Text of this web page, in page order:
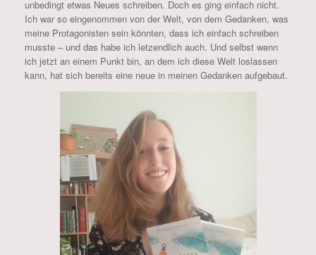
unbedingt etwas Neues schreiben. Doch es ging einfach nicht.
Ich war so eingenommen von der Welt, von dem Gedanken, was
meine Protagonisten sein könnten, dass ich einfach schreiben
musste – und das habe ich letzendlich auch. Und selbst wenn
ich jetzt an einem Punkt bin, an dem ich diese Welt loslassen
kann, hat sich bereits eine neue in meinen Gedanken aufgebaut.